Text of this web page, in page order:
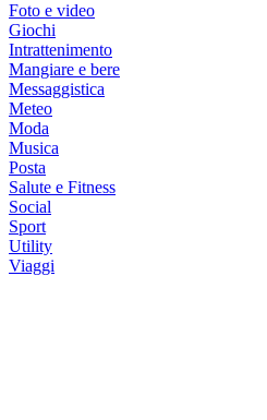
Foto e video
Giochi
Intrattenimento
Mangiare e bere
Messaggistica
Meteo
Moda
Musica
Posta
Salute e Fitness
Social
Sport
Utility
Viaggi